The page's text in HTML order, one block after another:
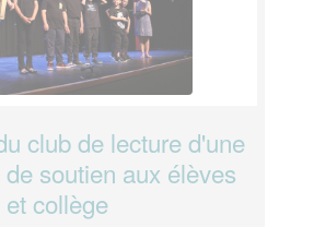
club de lecture d'une
soutien aux élèves
collège